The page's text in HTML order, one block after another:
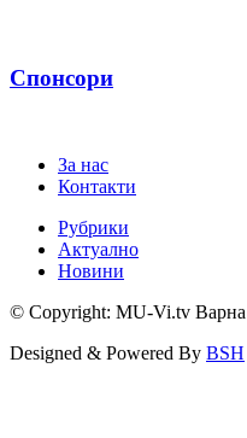
Спонсори
За нас
Контакти
Рубрики
Актуално
Новини
© Copyright: MU-Vi.tv Варна
Designed & Powered By BSH